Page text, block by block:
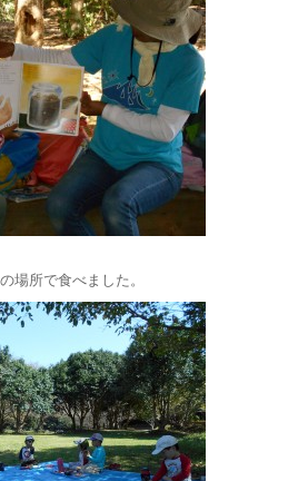
場所で食べました。